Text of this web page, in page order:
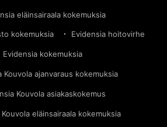
eläinsairaala kokemuksia
kokemuksia Evidensia hoitovirhe
Evidensia kokemuksia
Kouvola ajanvaraus kokemuksia
Kouvola asiakaskokemus
eläinsairaala kokemuksia